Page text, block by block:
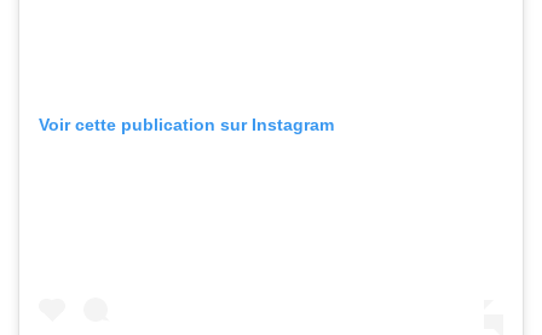
Voir cette publication sur Instagram